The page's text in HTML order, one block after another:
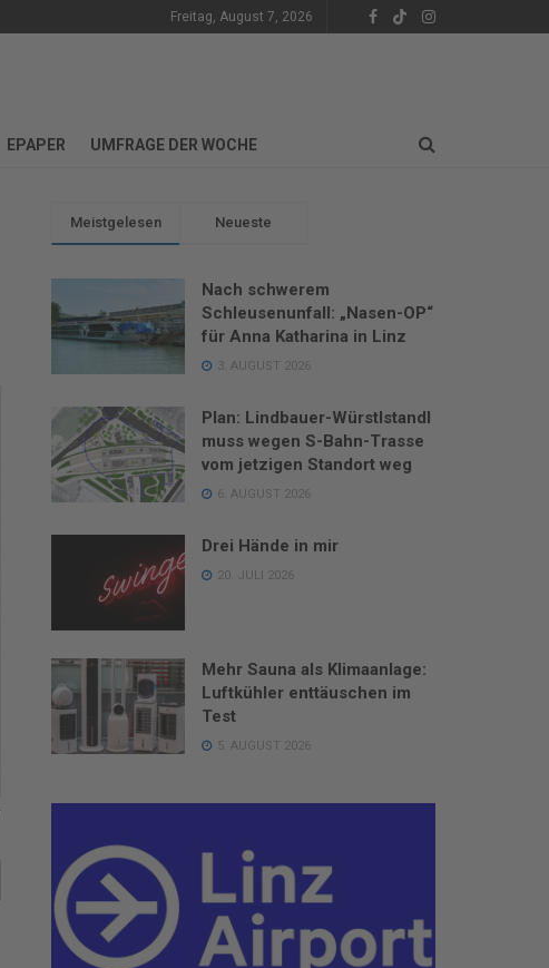
Freitag, August 7, 2026
EPAPER UMFRAGE DER WOCHE
Meistgelesen Neueste
Nach schwerem
Schleusenunfall: „Nasen-OP“
für Anna Katharina in Linz
3. AUGUST 2026
Plan: Lindbauer-Würstlstandl
muss wegen S-Bahn-Trasse
vom jetzigen Standort weg
6. AUGUST 2026
Drei Hände in mir
20. JULI 2026
Mehr Sauna als Klimaanlage:
Luftkühler enttäuschen im
Test
5. AUGUST 2026